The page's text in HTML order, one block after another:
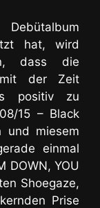
hat, wird
dass die
mit der Zeit
positiv zu
15 – Black
und miesem
einmal
DOWN, YOU
Shoegaze,
Prise